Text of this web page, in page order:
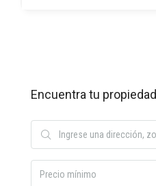
Encuentra tu propiedad